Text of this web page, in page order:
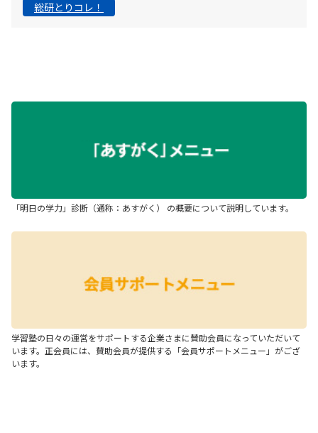
総研とりコレ！
「明日の学力」診断（通称：あすがく） の概要について説明しています。
学習塾の日々の運営をサポートする企業さまに賛助会員になっていただいて
います。正会員には、賛助会員が提供する「会員サポートメニュー」がござ
います。